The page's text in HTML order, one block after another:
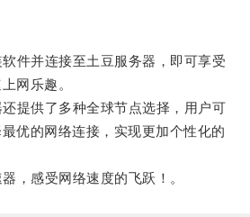
并连接至土豆服务器，即可享受
网乐趣。
供了多种全球节点选择，用户可
优的网络连接，实现更加个性化的
感受网络速度的飞跃！。